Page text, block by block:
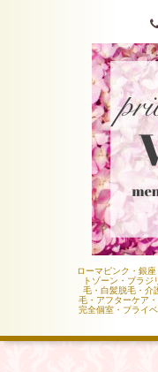
ローマピンク・銀
トゾーン・ブラ
毛・白髪脱毛・介
毛・アフターケア
完全個室・プライ